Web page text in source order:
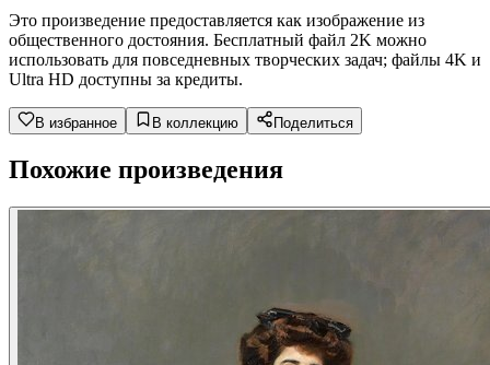
Это произведение предоставляется как изображение из
общественного достояния. Бесплатный файл 2K можно
использовать для повседневных творческих задач; файлы 4K и
Ultra HD доступны за кредиты.
В избранное В коллекцию Поделиться
Похожие произведения